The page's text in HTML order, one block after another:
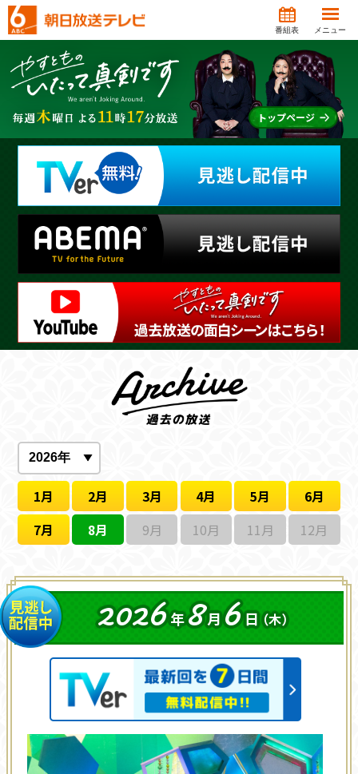
番組表 メニュー
トップページ
1月 2月 3月 4月 5月
6月
7月
8月 9月 10月 11月 12月
2026年8月6日（木）